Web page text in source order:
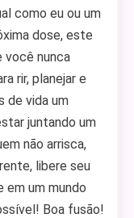
como eu ou um
dose, este
você nunca
rir, planejar e
de vida um
juntando um
não arrisca,
libere seu
em um mundo
Boa fusão!